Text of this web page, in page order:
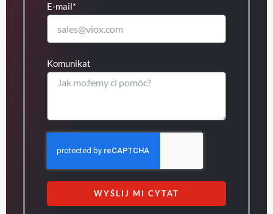
E-mail*
Komunikat
WYŚLIJ MI CYTAT